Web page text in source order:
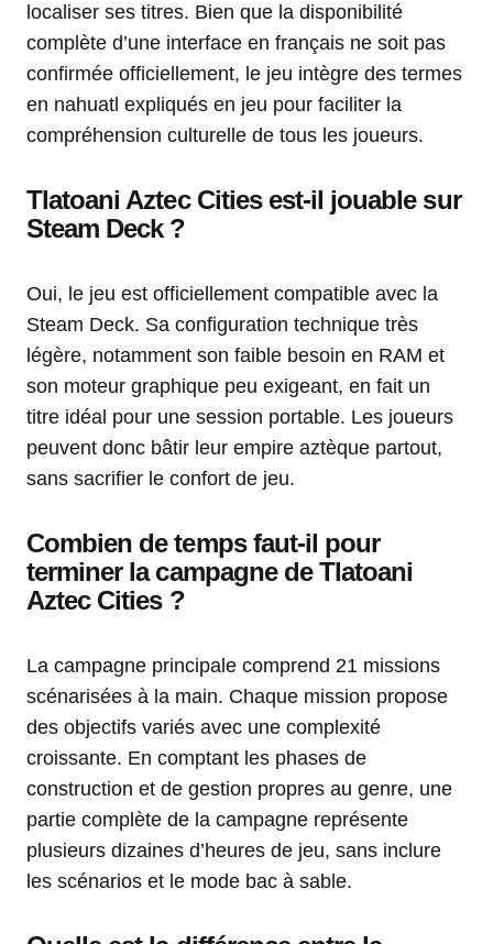
localiser ses titres. Bien que la disponibilité
complète d’une interface en français ne soit pas
confirmée officiellement, le jeu intègre des termes
en nahuatl expliqués en jeu pour faciliter la
compréhension culturelle de tous les joueurs.
Tlatoani Aztec Cities est-il jouable sur
Steam Deck ?
Oui, le jeu est officiellement compatible avec la
Steam Deck. Sa configuration technique très
légère, notamment son faible besoin en RAM et
son moteur graphique peu exigeant, en fait un
titre idéal pour une session portable. Les joueurs
peuvent donc bâtir leur empire aztèque partout,
sans sacrifier le confort de jeu.
Combien de temps faut-il pour
terminer la campagne de Tlatoani
Aztec Cities ?
La campagne principale comprend 21 missions
scénarisées à la main. Chaque mission propose
des objectifs variés avec une complexité
croissante. En comptant les phases de
construction et de gestion propres au genre, une
partie complète de la campagne représente
plusieurs dizaines d’heures de jeu, sans inclure
les scénarios et le mode bac à sable.